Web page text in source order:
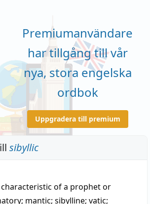
Premiumanvändare
har tillgång till vår
nya, stora engelska
ordbok
Uppgradera till premium
sibyllic
of a prophet or
; mantic; sibylline; vatic;